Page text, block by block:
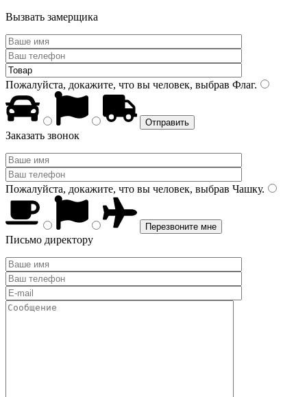
Вызвать замерщика
Пожалуйста, докажите, что вы человек, выбрав Флаг.
Заказать звонок
Пожалуйста, докажите, что вы человек, выбрав Чашку.
Письмо директору